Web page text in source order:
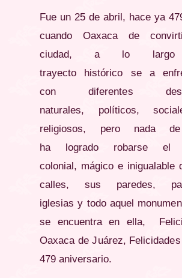
Fue un 25 de abril, hace ya
cuando Oaxaca de
ciudad, a lo largo
trayecto histórico se a
con diferentes
naturales, políticos,
religiosos, pero nada
ha logrado robarse el
colonial, mágico e inigualable
calles, sus paredes,
iglesias y todo aquel
se encuentra en ella,
Oaxaca deJuárez,
479 aniversario.